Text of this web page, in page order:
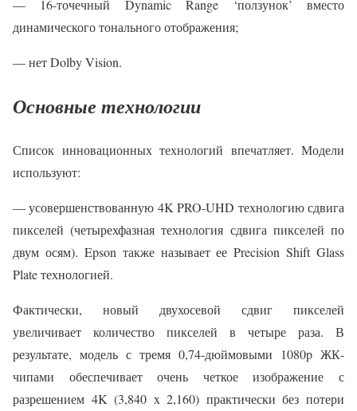
— 16-точечный Dynamic Range ‘ползунок’ вместо
динамического тонального отображения;
— нет Dolby Vision.
Основные технологии
Список инновационных технологий впечатляет. Модели
используют:
— усовершенствованную 4K PRO-UHD технологию сдвига
пикселей (четырехфазная технология сдвига пикселей по
двум осям). Epson также называет ее Precision Shift Glass
Plate технологией.
Фактически, новый двухосевой сдвиг пикселей
увеличивает количество пикселей в четыре раза. В
результате, модель с тремя 0,74-дюймовыми 1080p ЖК-
чипами обеспечивает очень четкое изображение с
разрешением 4K (3,840 x 2,160) практически без потери